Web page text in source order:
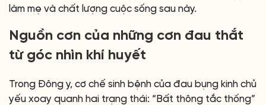
làm mẹ và chất lượng cuộc sống sau này.
Nguồn cơn của những cơn đau thắt
từ góc nhìn khí huyết
Trong Đông y, cơ chế sinh bệnh của đau bụng kinh chủ
yếu xoay quanh hai trạng thái: “Bất thông tắc thống”